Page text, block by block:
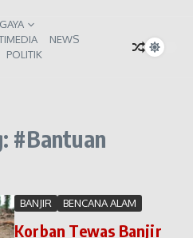
GAYA
NEWS
POLITIK
#Bantuan
BANJIR BENCANA ALAM
Korban Tewas Banjir